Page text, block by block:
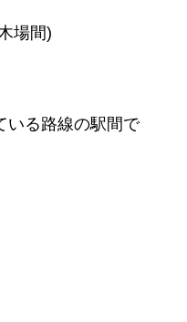
場間)
いる路線の駅間で